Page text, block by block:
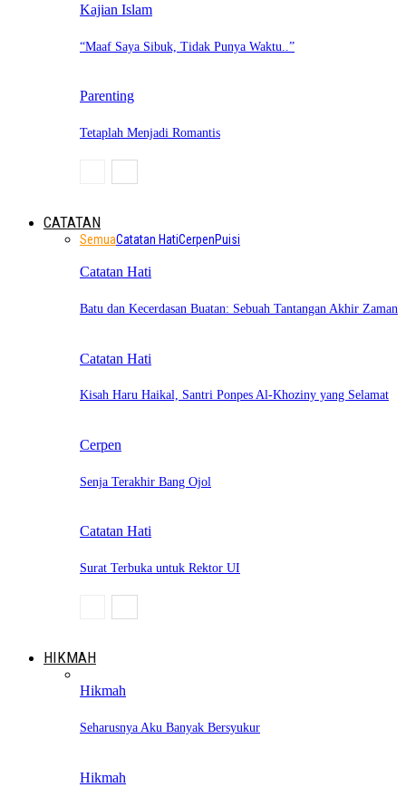
Kajian Islam
“Maaf Saya Sibuk, Tidak Punya Waktu..”
Parenting
Tetaplah Menjadi Romantis
CATATAN
SemuaCatatan HatiCerpenPuisi
Catatan Hati
Batu dan Kecerdasan Buatan: Sebuah Tantangan Akhir Zaman
Catatan Hati
Kisah Haru Haikal, Santri Ponpes Al-Khoziny yang Selamat
Cerpen
Senja Terakhir Bang Ojol
Catatan Hati
Surat Terbuka untuk Rektor UI
HIKMAH
Hikmah
Seharusnya Aku Banyak Bersyukur
Hikmah